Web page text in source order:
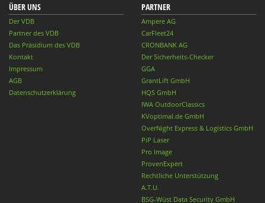
ÜBER UNS
Der VDB
Partner des VDB
Das Präsidium des VDB
Kontakt
Impressum
AGB
Datenschutzerklärung
PARTNER
Ampere AG
CarFleet24
CRONBANK AG
Der Sicherheits-Checker
GGA
GrantLift GmbH
HQS GmbH
IWA OutdoorClassics
KVoptimal.de GmbH
OverNight Express & Logistics GmbH
PiP Laser
Pro Image
ProvenExpert
Rechtliche Unterstützung
A.T.U.
BSG-Wüst Data Security GmbH